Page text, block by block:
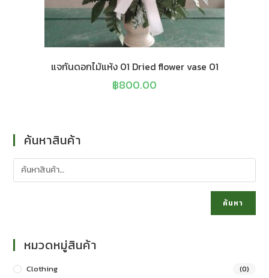
แจกันดอกไม้แห้ง 01 Dried flower vase 01
฿800.00
ค้นหาสินค้า
ค้นหา
หมวดหมู่สินค้า
Clothing (0)